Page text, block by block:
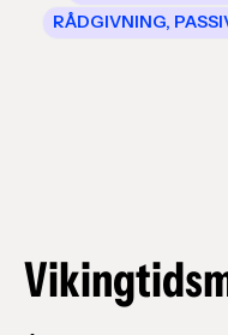
RÅDGIVNING,